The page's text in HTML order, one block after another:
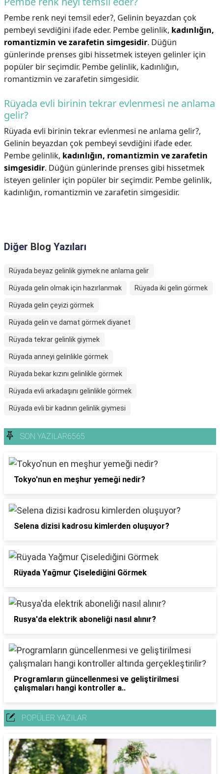
Pembe renk neyi temsil eder?, Gelinin beyazdan çok
pembeyi sevdiğini ifade eder. Pembe gelinlik, kadınlığın,
romantizmin ve zarafetin simgesidir. Düğün
günlerinde prenses gibi hissetmek isteyen gelinler için
popüler bir seçimdir. Pembe gelinlik, kadınlığın,
romantizmin ve zarafetin simgesidir.
Rüyada evli birinin tekrar evlenmesi ne anlama
gelir?
Rüyada evli birinin tekrar evlenmesi ne anlama gelir?,
Gelinin beyazdan çok pembeyi sevdiğini ifade eder.
Pembe gelinlik, kadınlığın, romantizmin ve zarafetin
simgesidir. Düğün günlerinde prenses gibi hissetmek
isteyen gelinler için popüler bir seçimdir. Pembe gelinlik,
kadınlığın, romantizmin ve zarafetin simgesidir.
Diğer Blog Yazıları
Rüyada beyaz gelinlik giymek ne anlama gelir
Rüyada gelin olmak için hazırlanmak Rüyada iki gelin görmek
Rüyada gelin çeyizi görmek
Rüyada gelin ve damat görmek diyanet
Rüyada tekrar gelinlik giymek
Rüyada anneyi gelinlikle görmek
Rüyada bekar kızını gelinlikle görmek
Rüyada evli arkadaşını gelinlikle görmek
Rüyada evli bir kadının gelinlik giymesi
SON YAZILAR6565
Tokyo'nun en meşhur yemeği nedir?
Selena dizisi kadrosu kimlerden oluşuyor?
Rüyada Yağmur Çiselediğini Görmek
Rusya'da elektrik aboneliği nasıl alınır?
Programların güncellenmesi ve geliştirilmesi
çalışmaları hangi kontroller a..
POPÜLER YAZILAR